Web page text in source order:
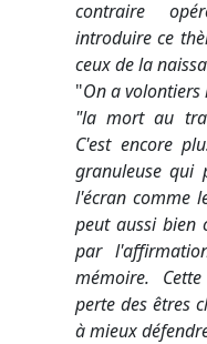
contraire
introduire ce
ceux de la
"On a
"la mort au
C'est encore
granuleuse qui
l'écran comme
peut aussi bien
par
mémoire.
perte des êtres
à mieux